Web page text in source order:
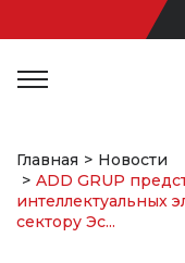
Главная
Новости
ADD GRUP
интеллектуальных
сектору Эс...